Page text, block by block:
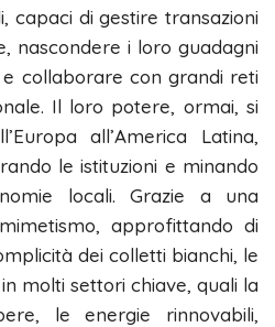
capaci di gestire transazioni
nascondere i loro guadagni
collaborare con grandi reti
Il loro potere, ormai, si
all’America Latina,
le istituzioni e minando
locali. Grazie a una
approfittando di
dei colletti bianchi, le
molti settori chiave, quali la
le energie rinnovabili,